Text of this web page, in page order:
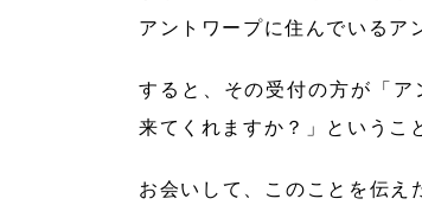
アントワープに住んでいるア
すると、その受付の方が「
来てくれますか？」というこ
お会いして、このことを伝え